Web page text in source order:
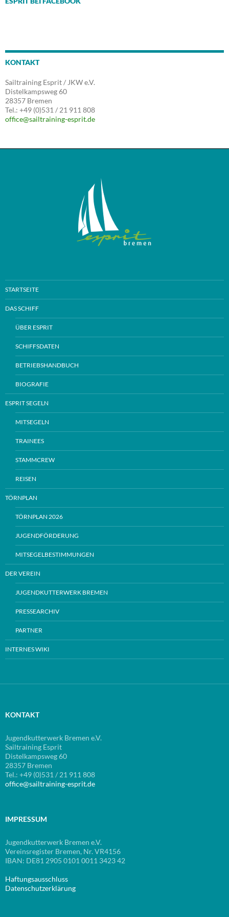
KONTAKT
Sailtraining Esprit / JKW e.V.
Distelkampsweg 60
28357 Bremen
Tel.: +49 (0)531 / 21 911 808
office@sailtraining-esprit.de
STARTSEITE
DAS SCHIFF
ÜBER ESPRIT
SCHIFFSDATEN
BETRIEBSHANDBUCH
BIOGRAFIE
ESPRIT SEGELN
MITSEGELN
TRAINEES
STAMMCREW
REISEN
TÖRNPLAN
TÖRNPLAN 2026
JUGENDFÖRDERUNG
MITSEGELBESTIMMUNGEN
DER VEREIN
JUGENDKUTTERWERK BREMEN
PRESSEARCHIV
PARTNER
INTERNES WIKI
KONTAKT
Jugendkutterwerk Bremen e.V.
Sailtraining Esprit
Distelkampsweg 60
28357 Bremen
Tel.: +49 (0)531 / 21 911 808
office@sailtraining-esprit.de
IMPRESSUM
Jugendkutterwerk Bremen e.V.
Vereinsregister Bremen, Nr. VR4156
IBAN: DE81 2905 0101 0011 3423 42
Haftungsausschluss
Datenschutzerklärung